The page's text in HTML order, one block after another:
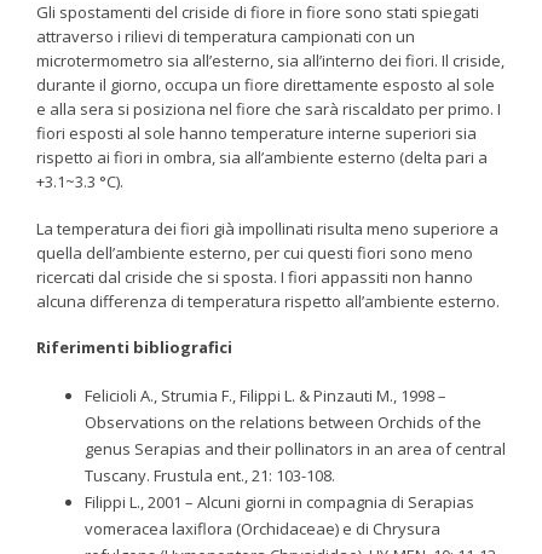
Gli spostamenti del criside di fiore in fiore sono stati spiegati
attraverso i rilievi di temperatura campionati con un
microtermometro sia all’esterno, sia all’interno dei fiori. Il criside,
durante il giorno, occupa un fiore direttamente esposto al sole
e alla sera si posiziona nel fiore che sarà riscaldato per primo. I
fiori esposti al sole hanno temperature interne superiori sia
rispetto ai fiori in ombra, sia all’ambiente esterno (delta pari a
+3.1~3.3 °C).
La temperatura dei fiori già impollinati risulta meno superiore a
quella dell’ambiente esterno, per cui questi fiori sono meno
ricercati dal criside che si sposta. I fiori appassiti non hanno
alcuna differenza di temperatura rispetto all’ambiente esterno.
Riferimenti bibliografici
Felicioli A., Strumia F., Filippi L. & Pinzauti M., 1998 –
Observations on the relations between Orchids of the
genus Serapias and their pollinators in an area of central
Tuscany. Frustula ent., 21: 103-108.
Filippi L., 2001 – Alcuni giorni in compagnia di Serapias
vomeracea laxiflora (Orchidaceae) e di Chrysura